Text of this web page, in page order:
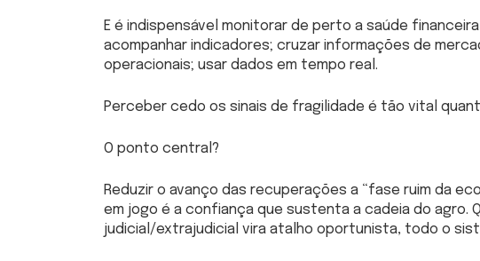
E é indispensável monitorar de perto a saúde
acompanhar indicadores; cruzar informações de
operacionais; usar dados em tempo real.
Perceber cedo os sinais de fragilidade é tão vital
O ponto central?
Reduzir o avanço das recuperações a “fase ruim da
em jogo é a confiança que sustenta a cadeia do agro.
judicial/extrajudicial vira atalho oportunista, todo o